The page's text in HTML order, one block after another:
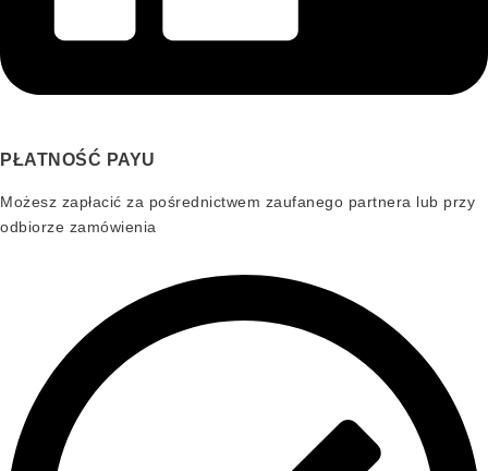
PŁATNOŚĆ PAYU
Możesz zapłacić za pośrednictwem zaufanego partnera lub przy
odbiorze zamówienia